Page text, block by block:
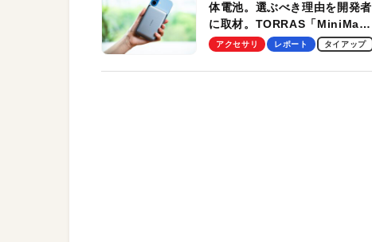
体電池。選ぶべき理由を開発者
に取材。TORRAS「MiniMag
Pro」の実機レビューも
アクセサリ レポート タイアップ